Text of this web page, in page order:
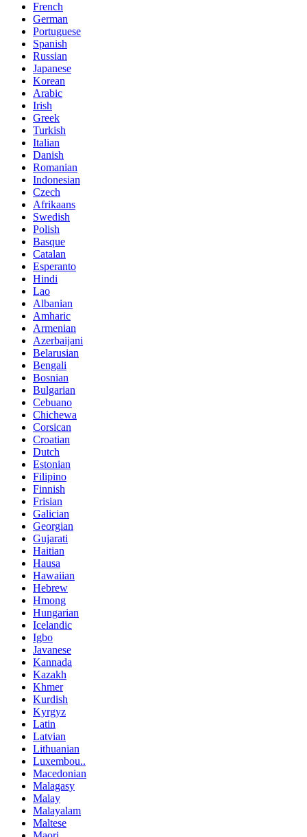
French
German
Portuguese
Spanish
Russian
Japanese
Korean
Arabic
Irish
Greek
Turkish
Italian
Danish
Romanian
Indonesian
Czech
Afrikaans
Swedish
Polish
Basque
Catalan
Esperanto
Hindi
Lao
Albanian
Amharic
Armenian
Azerbaijani
Belarusian
Bengali
Bosnian
Bulgarian
Cebuano
Chichewa
Corsican
Croatian
Dutch
Estonian
Filipino
Finnish
Frisian
Galician
Georgian
Gujarati
Haitian
Hausa
Hawaiian
Hebrew
Hmong
Hungarian
Icelandic
Igbo
Javanese
Kannada
Kazakh
Khmer
Kurdish
Kyrgyz
Latin
Latvian
Lithuanian
Luxembou..
Macedonian
Malagasy
Malay
Malayalam
Maltese